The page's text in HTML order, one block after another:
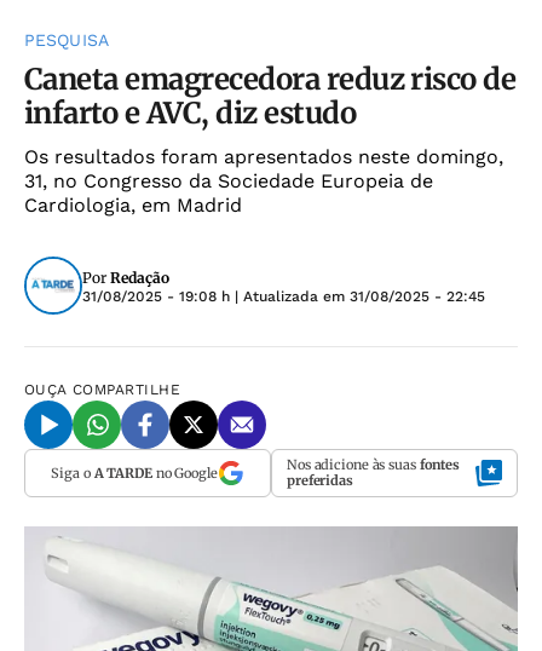
PESQUISA
Caneta emagrecedora reduz risco de
infarto e AVC, diz estudo
Os resultados foram apresentados neste domingo,
31, no Congresso da Sociedade Europeia de
Cardiologia, em Madrid
Por Redação
31/08/2025 - 19:08 h | Atualizada em 31/08/2025 - 22:45
OUÇA COMPARTILHE
Siga o A TARDEno Google Nos adicione às suas fontes
preferidas